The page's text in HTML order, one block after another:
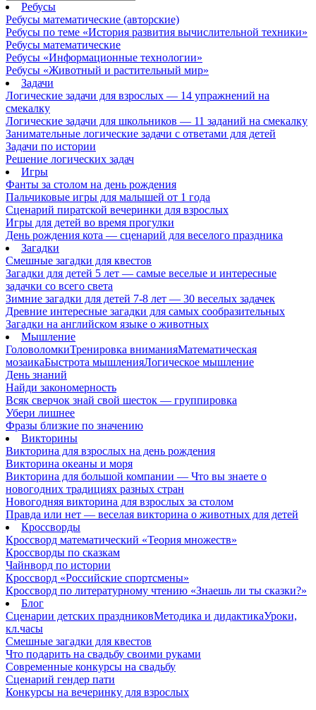
Ребусы
Ребусы математические (авторские)
Ребусы по теме «История развития вычислительной техники»
Ребусы математические
Ребусы «Информационные технологии»
Ребусы «Животный и растительный мир»
Задачи
Логические задачи для взрослых — 14 упражнений на
смекалку
Логические задачи для школьников — 11 заданий на смекалку
Занимательные логические задачи с ответами для детей
Задачи по истории
Решение логических задач
Игры
Фанты за столом на день рождения
Пальчиковые игры для малышей от 1 года
Сценарий пиратской вечеринки для взрослых
Игры для детей во время прогулки
День рождения кота — сценарий для веселого праздника
Загадки
Смешные загадки для квестов
Загадки для детей 5 лет — самые веселые и интересные
задачки со всего света
Зимние загадки для детей 7-8 лет — 30 веселых задачек
Древние интересные загадки для самых сообразительных
Загадки на английском языке о животных
Мышление
ГоловоломкиТренировка вниманияМатематическая
мозаикаБыстрота мышленияЛогическое мышление
День знаний
Найди закономерность
Всяк сверчок знай свой шесток — группировка
Убери лишнее
Фразы близкие по значению
Викторины
Викторина для взрослых на день рождения
Викторина океаны и моря
Викторина для большой компании — Что вы знаете о
новогодних традициях разных стран
Новогодняя викторина для взрослых за столом
Правда или нет — веселая викторина о животных для детей
Кроссворды
Кроссворд математический «Теория множеств»
Кроссворды по сказкам
Чайнворд по истории
Кроссворд «Российские спортсмены»
Кроссворд по литературному чтению «Знаешь ли ты сказки?»
Блог
Сценарии детских праздниковМетодика и дидактикаУроки,
кл.часы
Смешные загадки для квестов
Что подарить на свадьбу своими руками
Современные конкурсы на свадьбу
Сценарий гендер пати
Конкурсы на вечеринку для взрослых